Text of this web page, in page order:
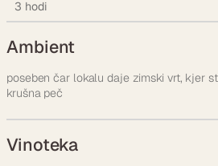
3 hodi
Ambient
poseben čar lokalu daje zimski vrt, kjer
krušna peč
Vinoteka